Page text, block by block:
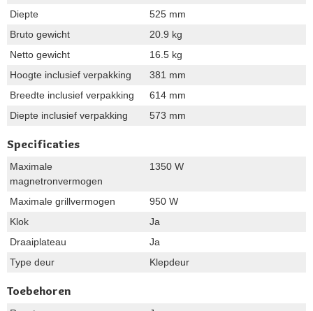
Diepte
525 mm
Bruto gewicht
20.9 kg
Netto gewicht
16.5 kg
Hoogte inclusief verpakking
381 mm
Breedte inclusief verpakking
614 mm
Diepte inclusief verpakking
573 mm
Specificaties
Maximale
magnetronvermogen
1350 W
Maximale grillvermogen
950 W
Klok
Ja
Draaiplateau
Ja
Type deur
Klepdeur
Toebehoren